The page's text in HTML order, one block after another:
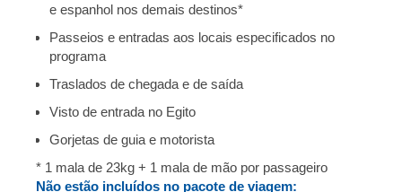
e espanhol nos demais destinos*
Passeios e entradas aos locais especificados no
programa
Traslados de chegada e de saída
Visto de entrada no Egito
Gorjetas de guia e motorista
* 1 mala de 23kg + 1 mala de mão por passageiro
Não estão incluídos no pacote de viagem: